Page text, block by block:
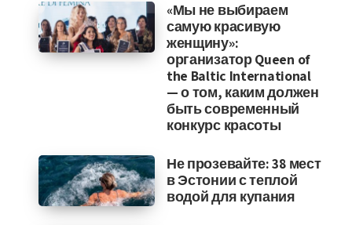
«Мы не выбираем
самую красивую
женщину»:
организатор Queen of
the Baltic International
— о том, каким должен
быть современный
конкурс красоты
Не прозевайте: 38 мест
в Эстонии с теплой
водой для купания